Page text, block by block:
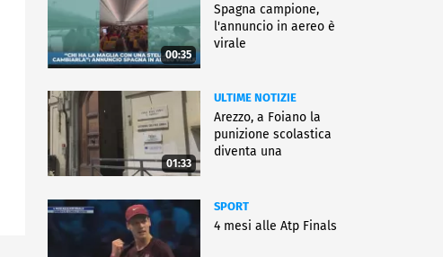
00:35
Spagna campione,
l'annuncio in aereo è
virale
01:33
ULTIME NOTIZIE
Arezzo, a Foiano la
punizione scolastica
diventa una
SPORT
4 mesi alle Atp Finals